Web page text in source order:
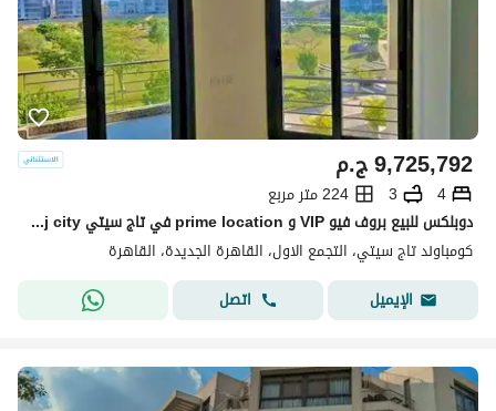
ج.م9,725,792
4
3
224 متر مربع
دوبلكس للبيع بروف فيو VIP و prime location في تاج سيتي taj city في التجمع
كومباوند تاج سيتي، التجمع الاول، القاهرة الجديدة، القاهرة
الإيميل
اتصل